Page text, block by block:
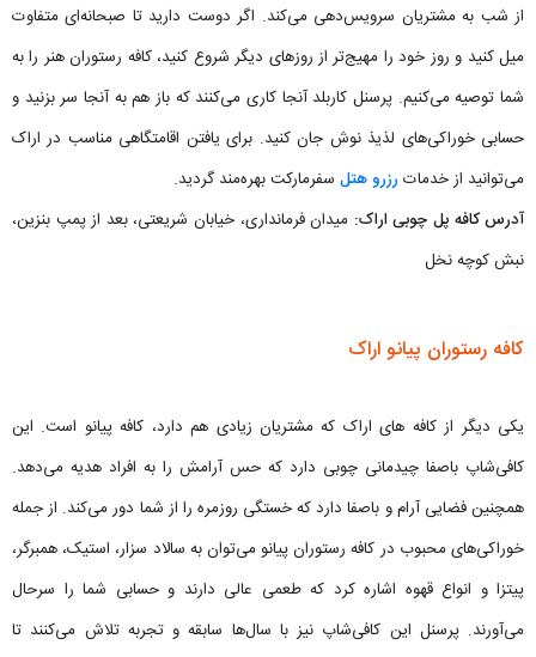
از شب به مشتریان سرویس‌دهی می‌کند. اگر دوست دارید تا صبحانه‌ای متفاوت
میل کنید و روز خود را مهیج‌تر از روزهای دیگر شروع کنید، کافه رستوران هنر را به
شما توصیه می‌کنیم. پرسنل کاربلد آنجا کاری می‌کنند که باز هم به آنجا سر بزنید و
حسابی خوراکی‌های لذیذ نوش جان کنید. برای یافتن اقامتگاهی مناسب در اراک
می‌توانید از خدمات رزرو هتل سفرمارکت بهره‌مند گردید.
آدرس کافه پل چوبی اراک: میدان فرمانداری، خیابان شریعتی، بعد از پمپ بنزین،
نبش کوچه نخل
کافه رستوران پیانو اراک
یکی دیگر از کافه های اراک که مشتریان زیادی هم دارد، کافه پیانو است. این
کافی‌شاپ باصفا چیدمانی چوبی دارد که حس آرامش را به افراد هدیه می‌دهد.
همچنین فضایی آرام و باصفا دارد که خستگی روزمره را از شما دور می‌کند. از جمله
خوراکی‌های محبوب در کافه رستوران پیانو می‌توان به سالاد سزار، استیک، همبرگر،
پیتزا و انواع قهوه اشاره کرد که طعمی عالی دارند و حسابی شما را سرحال
می‌آورند. پرسنل این کافی‌شاپ نیز با سال‌ها سابقه و تجربه تلاش می‌کنند تا